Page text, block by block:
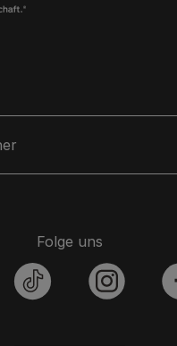
Folge uns
tiktok instagram